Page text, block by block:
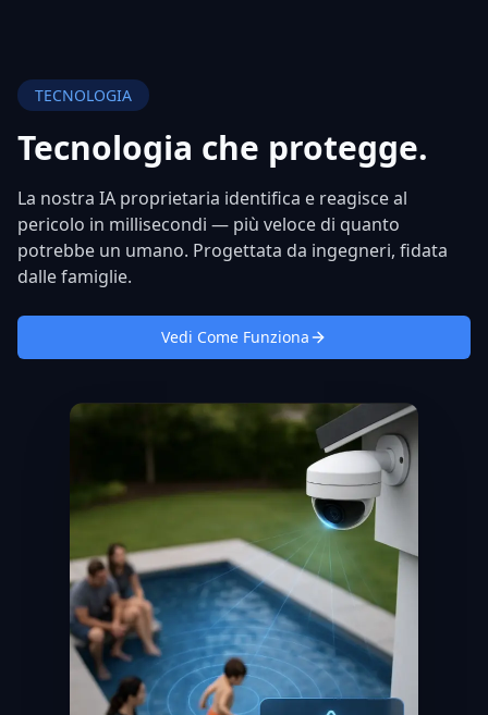
TECNOLOGIA
Tecnologia che protegge.
La nostra IA proprietaria identifica e reagisce al
pericolo in millisecondi — più veloce di quanto
potrebbe un umano. Progettata da ingegneri, fidata
dalle famiglie.
Vedi Come Funziona